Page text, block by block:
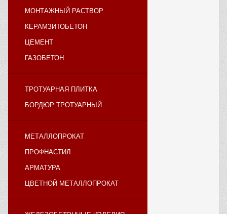
МОНТАЖНЫЙ РАСТВОР
КЕРАМЗИТОБЕТОН
ЦЕМЕНТ
ГАЗОБЕТОН
ТРОТУАРНАЯ ПЛИТКА
БОРДЮР ТРОТУАРНЫЙ
МЕТАЛЛОПРОКАТ
ПРОФНАСТИЛ
АРМАТУРА
ЦВЕТНОЙ МЕТАЛЛОПРОКАТ